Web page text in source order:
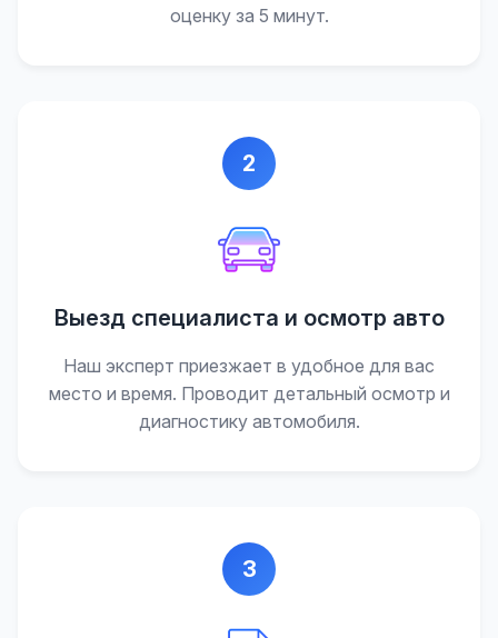
оценку за 5 минут.
2
Выезд специалиста и осмотр авто
Наш эксперт приезжает в удобное для вас
место и время. Проводит детальный осмотр и
диагностику автомобиля.
3